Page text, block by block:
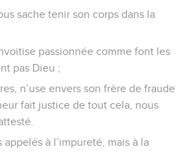
sache tenir son corps dans la
passionnée comme font les
pas Dieu ;
n’use envers son frère de fraude
fait justice de tout cela, nous
appelés à l’impureté, mais à la